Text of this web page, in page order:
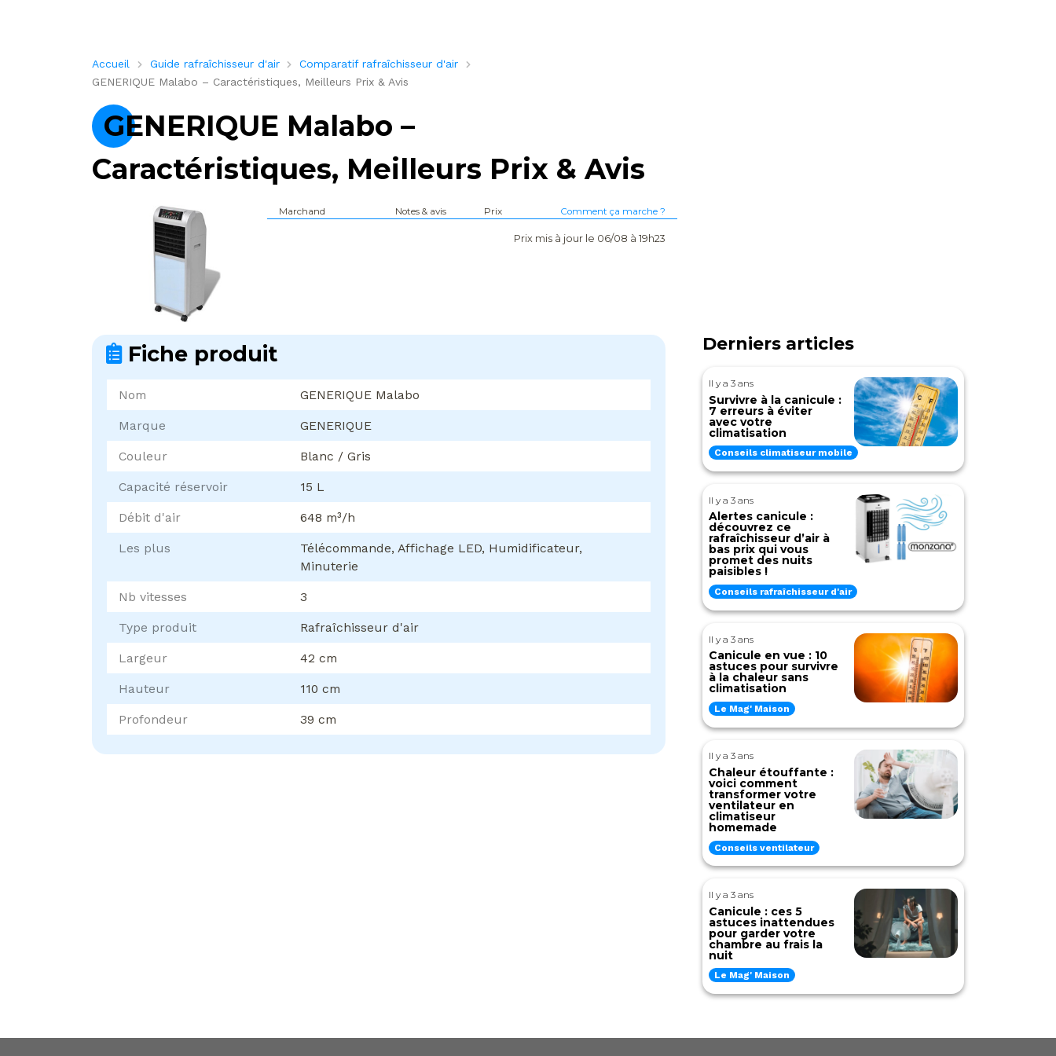
Accueil Guide rafraîchisseur d'air
Comparatif rafraîchisseur d'air
GENERIQUE Malabo – Caractéristiques, Meilleurs Prix & Avis
GENERIQUE Malabo –
Caractéristiques, Meilleurs Prix & Avis
Marchand Notes & avis Prix Comment ça marche ?
Prix mis à jour le 06/08 à 19h23
Fiche produit
Nom GENERIQUE Malabo
Marque GENERIQUE
Couleur Blanc / Gris
Capacité réservoir 15 L
Débit d'air 648 m³/h
Les plus
Télécommande, Affichage LED, Humidificateur,
Minuterie
Nb vitesses 3
Type produit Rafraîchisseur d'air
Largeur 42 cm
Hauteur 110 cm
Profondeur 39 cm
Derniers articles
Il y a 3 ans
Survivre à la canicule :
7 erreurs à éviter
avec votre
climatisation
Conseils climatiseur mobile
Il y a 3 ans
Alertes canicule :
découvrez ce
rafraîchisseur d’air à
bas prix qui vous
promet des nuits
paisibles !
Conseils rafraîchisseur d'air
Il y a 3 ans
Canicule en vue : 10
astuces pour survivre
à la chaleur sans
climatisation
Le Mag' Maison
Il y a 3 ans
Chaleur étouffante :
voici comment
transformer votre
ventilateur en
climatiseur
homemade
Conseils ventilateur
Il y a 3 ans
Canicule : ces 5
astuces inattendues
pour garder votre
chambre au frais la
nuit
Le Mag' Maison